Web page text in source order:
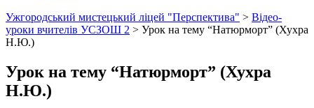
Ужгородський мистецький ліцей "Перспектива" > Відео-
уроки вчителів УСЗОШ 2 > Урок на тему “Натюрморт” (Хухра
Н.Ю.)
Урок на тему “Натюрморт” (Хухра
Н.Ю.)